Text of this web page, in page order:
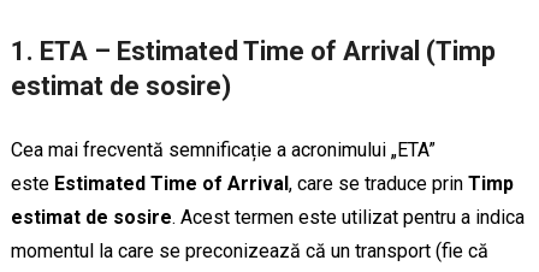
1. ETA – Estimated Time of Arrival (Timp
estimat de sosire)
Cea mai frecventă semnificație a acronimului „ETA”
este Estimated Time of Arrival , care se traduce prin Timp
estimat de sosire. Acest termen este utilizat pentru a indica
momentul la care se preconizează că un transport (fie că